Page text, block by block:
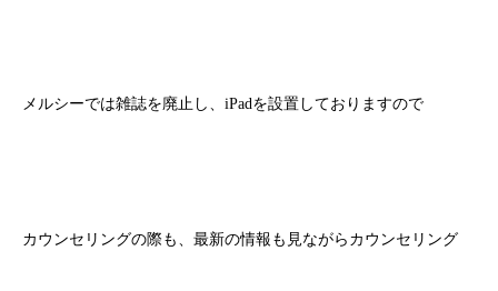
メルシーでは雑誌を廃止し、iPadを設置しておりますので
カウンセリングの際も、最新の情報も見ながらカウンセリング